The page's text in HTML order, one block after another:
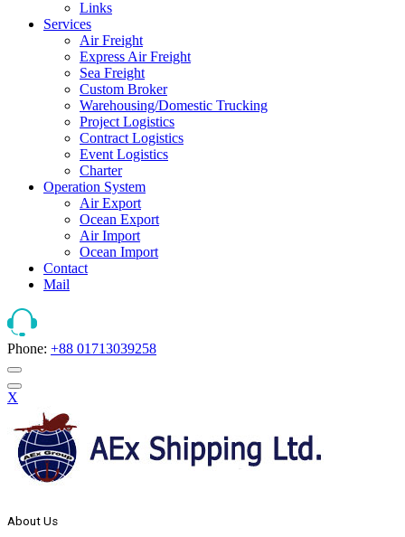
Links
Services
Air Freight
Express Air Freight
Sea Freight
Custom Broker
Warehousing/Domestic Trucking
Project Logistics
Contract Logistics
Event Logistics
Charter
Operation System
Air Export
Ocean Export
Air Import
Ocean Import
Contact
Mail
Phone: +88 01713039258
X
About Us